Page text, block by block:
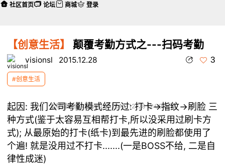
【创意生活】 颠覆考勤方式之---扫码考勤
visionsl 2015.12.28 3
#创意生活
本帖最后由 visionsl 于 2015-12-28 12:09 编辑
起因: 我们公司考勤模式经历过: 打卡->指纹->刷脸 三
种方式(鉴于太容易互相帮打卡,所以没采用过刷卡方
式); 从最原始的打卡(纸卡)到最先进的刷脸都使用了
个遍! 就是没用过不打卡.......(一是BOSS不给, 二是自
律性成迷)
社区首页 论坛 商城 登录